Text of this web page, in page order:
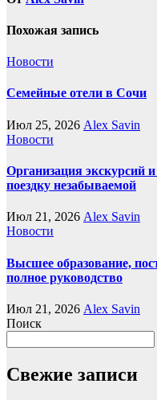
Похожая запись
Новости
Семейные отели в Сочи
Июл 25, 2026 Alex Savin
Новости
Организация экскурсий
поездку незабываемой
Июл 21, 2026 Alex Savin
Новости
Высшее образование,
полное руководство
Июл 21, 2026 Alex Savin
Поиск
Свежие записи